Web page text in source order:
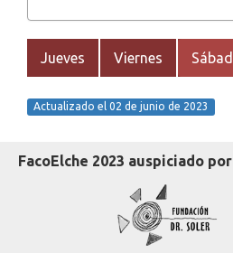
Jueves Viernes
Actualizado el 02 de junio de 2023
FacoElche 2023 auspiciado por